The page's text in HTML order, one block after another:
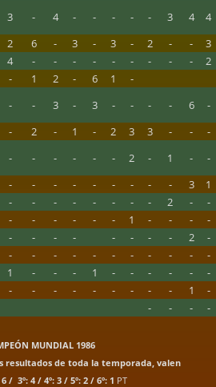
3 - 4 - - - - - 3 4
4
2 6 - 3 - 3 - 2 - -
3
4 - - - - - - - - -
2
- 1 2 - 6 1
-
- - 3 - 3 - - - - 6
-
- 2 - 1 - 2 3 3 - -
-
- - - - - - 2 - 1 -
-
- - - - - - - - - 3
1
- - - - - - - - 2 -
-
- - - - - - 1 - - -
-
- - - - - - - - 2
-
- - - - - - - - - -
-
1 - - - 1 - - - - -
-
- - - - - - - - - 1
-
- - - -
MUNDIAL 1986
resultados de toda la temporada, valen
/ 3º: 4 / 4º: 3 / 5º: 2 / 6º: 1 PT